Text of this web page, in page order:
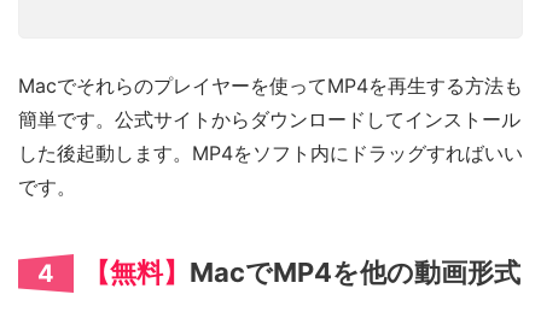
Macでそれらのプレイヤーを使ってMP4を再生する方法も
簡単です。公式サイトからダウンロードしてインストール
した後起動します。MP4をソフト内にドラッグすればいい
です。
4 【無料】 MacでMP4を他の動画形式